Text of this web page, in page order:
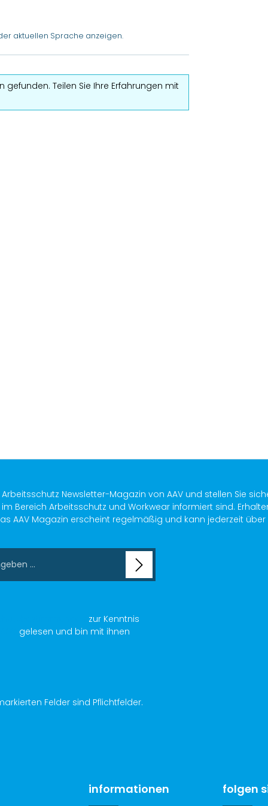
aktuellen Sprache anzeigen.
gefunden. Teilen Sie Ihre Erfahrungen mit
Newsletter-Magazin von AAV und stellen Sie
Bereich Arbeitsschutz und Workwear informiert sind.
AAV Magazin erscheint regelmäßig und kann jederzeit
zur Kenntnis
gelesen und bin mit ihnen
Felder sind Pflichtfelder.
informationen folgen